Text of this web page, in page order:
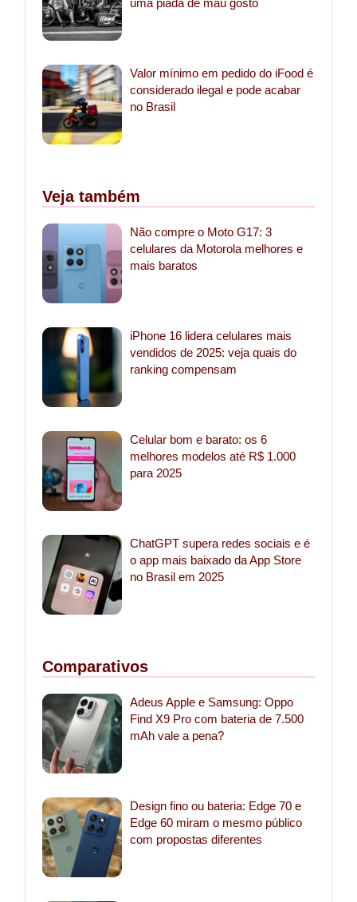
uma piada de mau gosto
Valor mínimo em pedido do iFood é
considerado ilegal e pode acabar
no Brasil
Veja também
Não compre o Moto G17: 3
celulares da Motorola melhores e
mais baratos
iPhone 16 lidera celulares mais
vendidos de 2025: veja quais do
ranking compensam
Celular bom e barato: os 6
melhores modelos até R$ 1.000
para 2025
ChatGPT supera redes sociais e é
o app mais baixado da App Store
no Brasil em 2025
Comparativos
Adeus Apple e Samsung: Oppo
Find X9 Pro com bateria de 7.500
mAh vale a pena?
Design fino ou bateria: Edge 70 e
Edge 60 miram o mesmo público
com propostas diferentes